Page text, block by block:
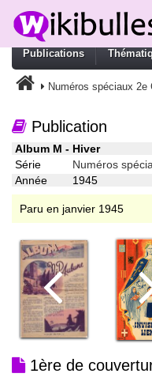
Publications
Numéros spéciaux 2e
Publication
Album M - Hiver
Série
Numéros
Année
1945
Paru en janvier 1945
1ère de